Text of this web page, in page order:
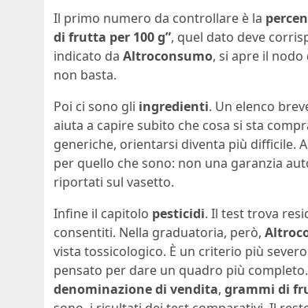
Il primo numero da controllare è la
di frutta per 100 g”, quel dato deve
indicato da Altroconsumo, si apre il nodo
non basta.
Poi ci sono gli ingredienti. Un elenco
aiuta a capire subito che cosa si sta
generiche, orientarsi diventa più difficile.
per quello che sono: non una garanzia
riportati sul vasetto.
Infine il capitolo pesticidi. Il test trova
consentiti. Nella graduatoria, però,
vista tossicologico. È un criterio più
pensato per dare un quadro più
denominazione di vendita, grammi di